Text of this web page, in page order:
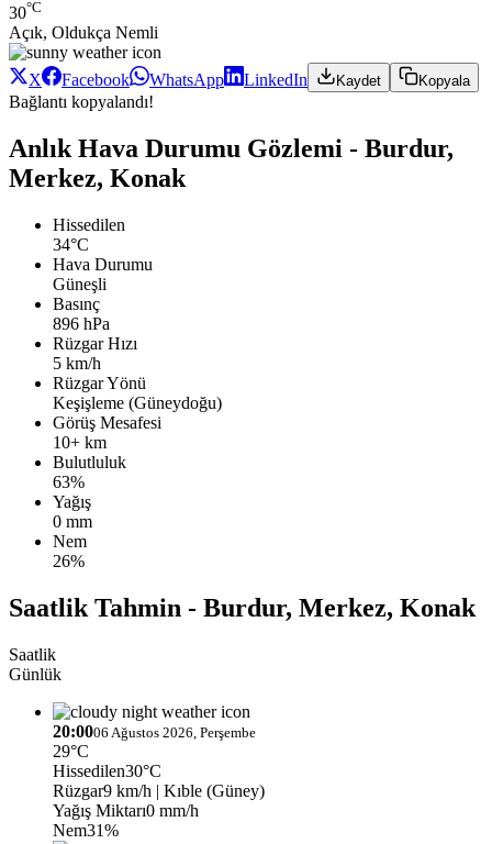
30°C
Açık, Oldukça Nemli
X Facebook WhatsApp LinkedIn Kaydet Kopyala
Bağlantı kopyalandı!
Anlık Hava Durumu Gözlemi - Burdur,
Merkez, Konak
Hissedilen
34°C
Hava Durumu
Güneşli
Basınç
896 hPa
Rüzgar Hızı
5 km/h
Rüzgar Yönü
Keşişleme (Güneydoğu)
Görüş Mesafesi
10+ km
Bulutluluk
63%
Yağış
0 mm
Nem
26%
Saatlik Tahmin - Burdur, Merkez, Konak
Saatlik
Günlük
20:0006 Ağustos 2026, Perşembe
29°C
Hissedilen30°C
Rüzgar9 km/h | Kıble (Güney)
Yağış Miktarı0 mm/h
Nem31%